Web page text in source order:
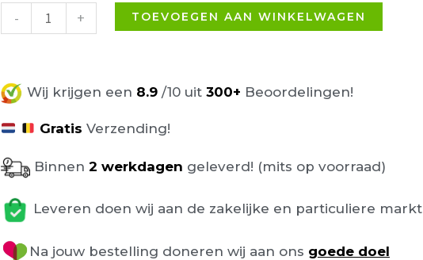
-
grijs
aantal
+ TOEVOEGEN AAN WINKELWAGEN
Wij krijgen een 8.9 /10 uit 300+ Beoordelingen!
Gratis Verzending!
Binnen 2 werkdagen geleverd! (mits op voorraad)
Leveren doen wij aan de zakelijke en particuliere markt
Na jouw bestelling doneren wij aan ons goede doel